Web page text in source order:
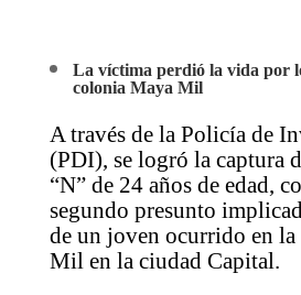
La víctima perdió la vida por
colonia Maya Mil
A través de la Policía de
(PDI), se logró la captura
“N” de 24 años de edad,
segundo presunto
de un joven ocurrido en
Mil en la ciudad Capital.